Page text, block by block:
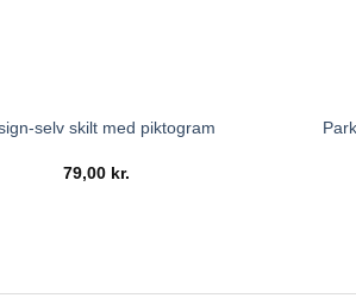
selv skilt med piktogram
79,00 kr.